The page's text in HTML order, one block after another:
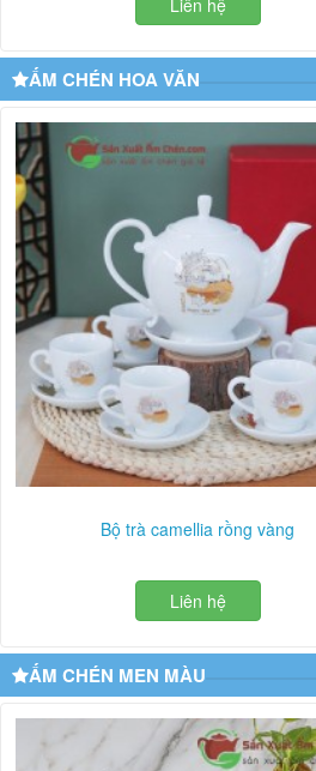
Liên hệ
ẤM CHÉN HOA VĂN
Bộ trà camellia rồng vàng
Liên hệ
ẤM CHÉN MEN MÀU